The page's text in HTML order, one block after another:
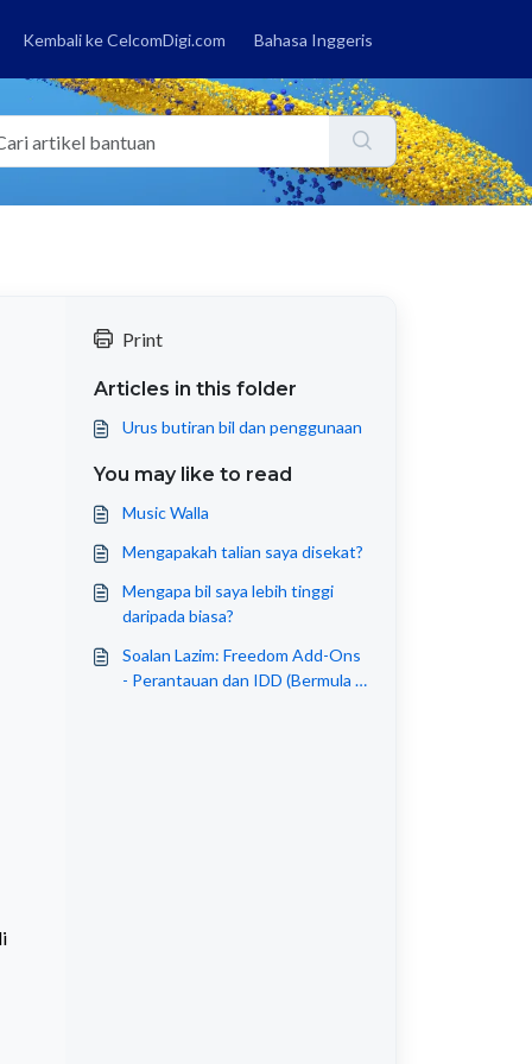
Kembali ke CelcomDigi.com Bahasa Inggeris
Print
Articles in this folder
Urus butiran bil dan penggunaan
You may like to read
Music Walla
Mengapakah talian saya disekat?
Mengapa bil saya lebih tinggi
daripada biasa?
Soalan Lazim: Freedom Add-Ons
- Perantauan dan IDD (Bermula 7